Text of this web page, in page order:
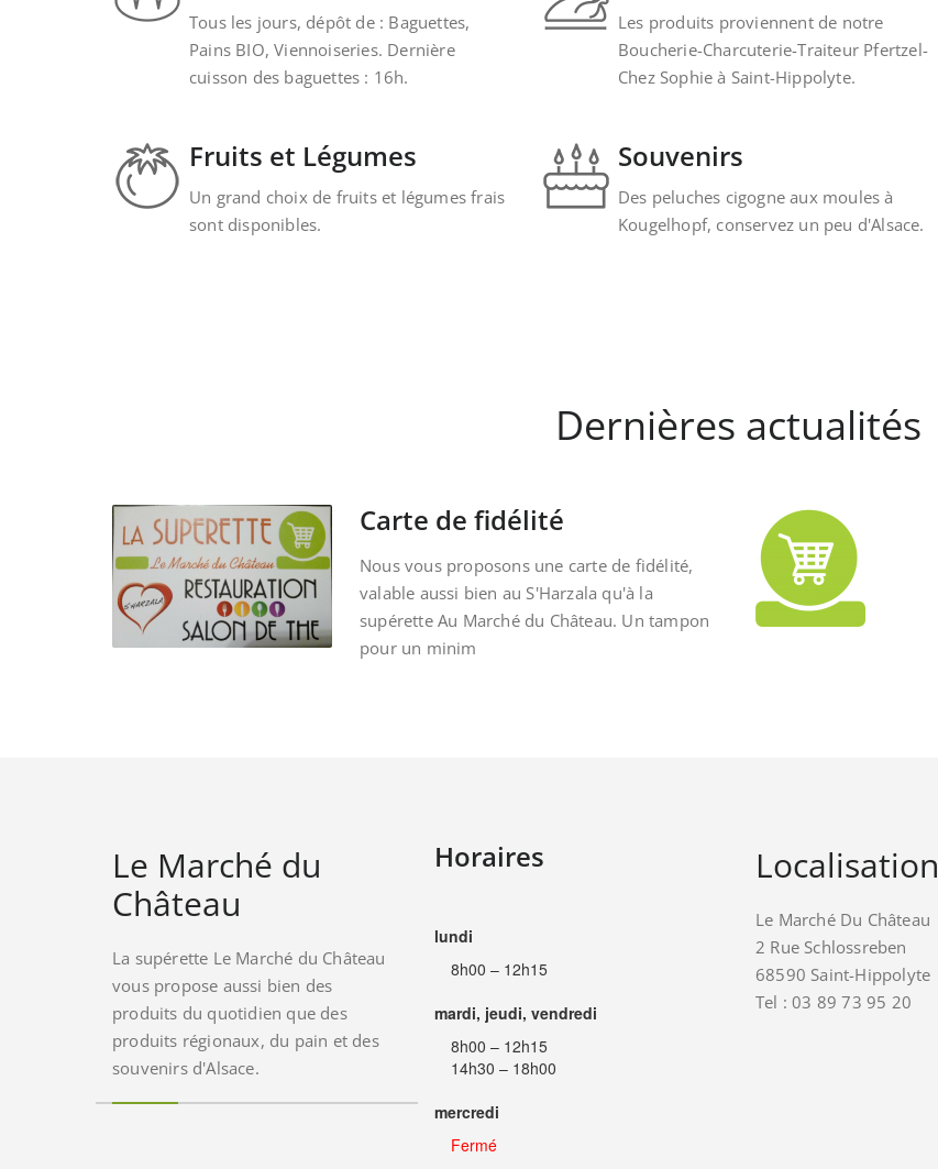
Tous les jours, dépôt de : Baguettes,
Pains BIO, Viennoiseries. Dernière
cuisson des baguettes : 16h.
Les produits proviennent de notre
Boucherie-Charcuterie-Traiteur Pfertzel-
Chez Sophie à Saint-Hippolyte.
Fruits et Légumes
Un grand choix de fruits et légumes frais
sont disponibles.
Souvenirs
Des peluches cigogne aux moules à
Kougelhopf, conservez un peu d'Alsace.
Dernières actualités
Carte de fidélité
Nous vous proposons une carte de fidélité,
valable aussi bien au S'Harzala qu'à la
supérette Au Marché du Château. Un tampon
pour un minim
Le Marché du
Château
La supérette Le Marché du Château
vous propose aussi bien des
produits du quotidien que des
produits régionaux, du pain et des
souvenirs d'Alsace.
Horaires
lundi
8h00 – 12h15
mardi, jeudi, vendredi
8h00 – 12h15
14h30 – 18h00
mercredi
Fermé
Localisation
Le Marché Du Château
2 Rue Schlossreben
68590 Saint-Hippolyte
Tel : 03 89 73 95 20